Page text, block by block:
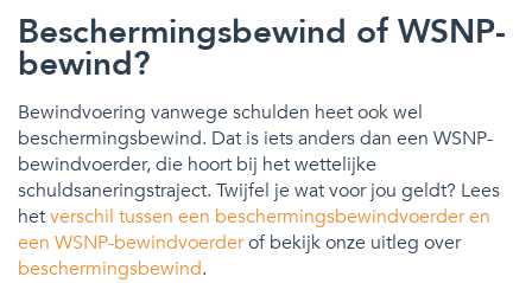
Beschermingsbewind of WSNP-
bewind?
Bewindvoering vanwege schulden heet ook wel
beschermingsbewind. Dat is iets anders dan een WSNP-
bewindvoerder, die hoort bij het wettelijke
schuldsaneringstraject. Twijfel je wat voor jou geldt? Lees
hetverschil tussen een beschermingsbewindvoerder en
een WSNP-bewindvoerderof bekijk onze uitleg over
beschermingsbewind.